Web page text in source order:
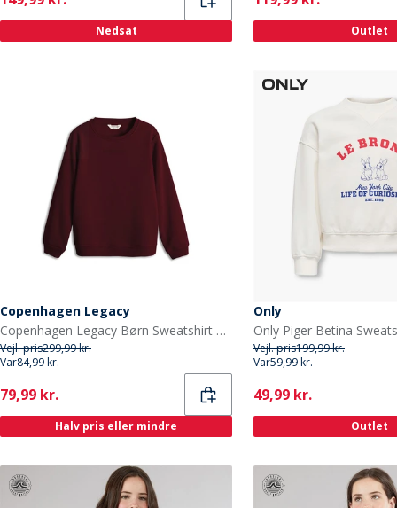
Nedsat Outlet
Copenhagen Legacy
Copenhagen Legacy Børn Sweatshirt Bordeaux
Vejl. pris299,99 kr.
Var84,99 kr.
Current
79,99 kr.
Halv pris eller mindre
Only
Vejl. pris199,99 kr.
Var59,99 kr.
Current
49,99 kr.
Outlet